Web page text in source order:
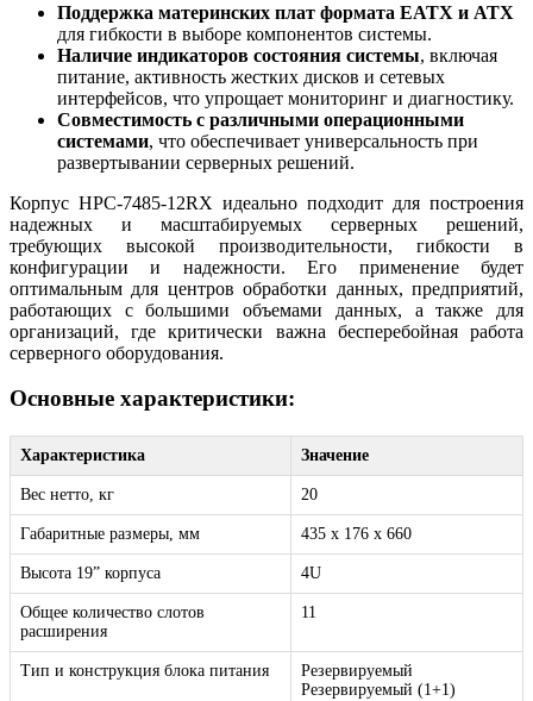
Поддержка материнских плат формата EATX и ATX
для гибкости в выборе компонентов системы.
Наличие индикаторов состояния системы, включая
питание, активность жестких дисков и сетевых
интерфейсов, что упрощает мониторинг и диагностику.
Совместимость с различными операционными
системами, что обеспечивает универсальность при
развертывании серверных решений.
Корпус HPC-7485-12RX идеально подходит для построения
надежных и масштабируемых серверных решений,
требующих высокой производительности, гибкости в
конфигурации и надежности. Его применение будет
оптимальным для центров обработки данных, предприятий,
работающих с большими объемами данных, а также для
организаций, где критически важна бесперебойная работа
серверного оборудования.
Основные характеристики:
Характеристика Значение
Вес нетто, кг 20
Габаритные размеры, мм 435 x 176 x 660
Высота 19” корпуса 4U
Общее количество слотов
расширения
11
Тип и конструкция блока питания
Резервируемый
Резервируемый (1+1)